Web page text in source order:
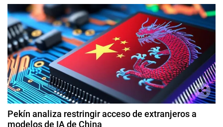
Pekín analiza restringir acceso de extranjeros a
modelos de IA de China